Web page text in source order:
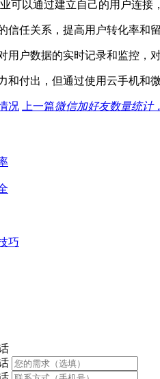
可以通过建立自己的用户连接
任关系，提高用户转化率和
用户数据的实时记录和监控，
和付出，但通过使用云手机和
况 上一篇微信加好友数量统计
巧